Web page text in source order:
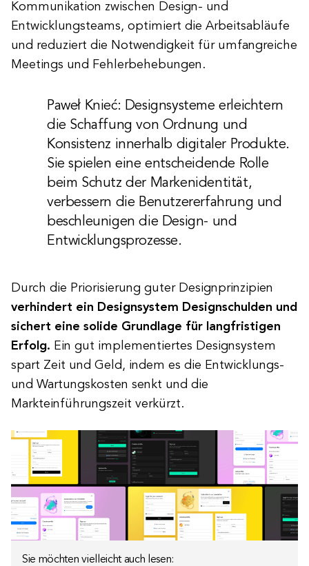
Kommunikation zwischen Design- und
Entwicklungsteams, optimiert die Arbeitsabläufe
und reduziert die Notwendigkeit für umfangreiche
Meetings und Fehlerbehebungen.
Paweł Knieć: Designsysteme erleichtern
die Schaffung von Ordnung und
Konsistenz innerhalb digitaler Produkte.
Sie spielen eine entscheidende Rolle
beim Schutz der Markenidentität,
verbessern die Benutzererfahrung und
beschleunigen die Design- und
Entwicklungsprozesse.
Durch die Priorisierung guter Designprinzipien
verhindert ein Designsystem Designschulden und
sichert eine solide Grundlage für langfristigen
Erfolg. Ein gut implementiertes Designsystem
spart Zeit und Geld, indem es die Entwicklungs-
und Wartungskosten senkt und die
Markteinführungszeit verkürzt.
Sie möchten vielleicht auch lesen: